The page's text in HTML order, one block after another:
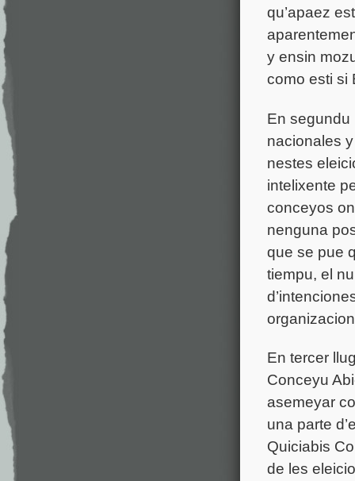
qu’apaez
y ensin
como esti si
En segundu
nacionales
nestes
intelixente
conceyos
nenguna
que se pue
tiempu, el
En tercer
Conceyu
asemeyar
una parte
Quiciabis
de les